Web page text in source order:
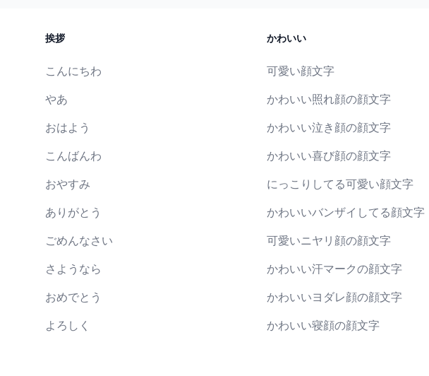
挨拶
こんにちわ
やあ
おはよう
こんばんわ
おやすみ
ありがとう
ごめんなさい
さようなら
おめでとう
よろしく
かわいい
可愛い顔文字
かわいい照れ顔の顔文字
かわいい泣き顔の顔文字
かわいい喜び顔の顔文字
にっこりしてる可愛い顔文字
かわいいバンザイしてる顔文字
可愛いニヤリ顔の顔文字
かわいい汗マークの顔文字
かわいいヨダレ顔の顔文字
かわいい寝顔の顔文字